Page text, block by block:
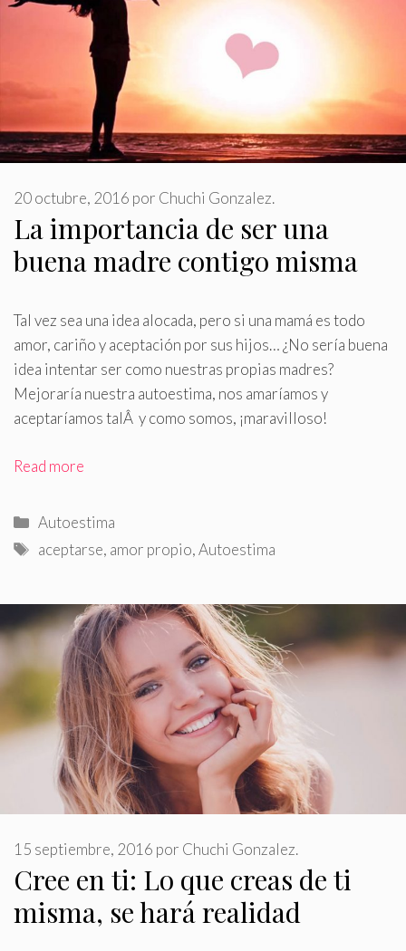
La importancia de ser una
buena madre contigo misma
20 octubre, 2016 por Chuchi Gonzalez.
Tal vez sea una idea alocada, pero si una mamá es todo
amor, cariño y aceptación por sus hijos… ¿No sería buena
idea intentar ser como nuestras propias madres?
Mejoraría nuestra autoestima, nos amaríamos y
aceptaríamos talÂ y como somos, ¡maravilloso!
Read more
Categorías
Autoestima
Etiquetas
aceptarse, amor propio,Autoestima
Cree en ti: Lo que creas de ti
misma, se hará realidad
15 septiembre, 2016 por Chuchi Gonzalez.